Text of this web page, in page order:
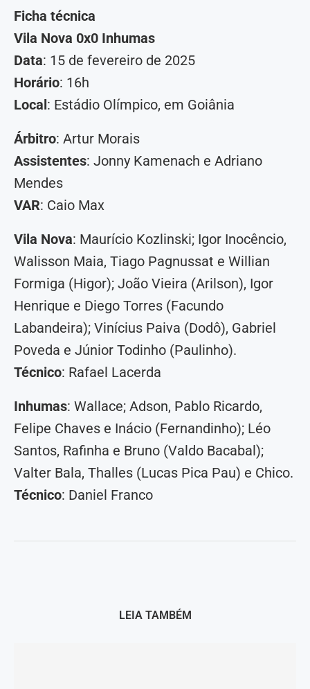
Ficha técnica
Vila Nova 0x0 Inhumas
Data: 15 de fevereiro de 2025
Horário: 16h
Local: Estádio Olímpico, em Goiânia
Árbitro: Artur Morais
Assistentes: Jonny Kamenach e Adriano
Mendes
VAR: Caio Max
Vila Nova: Maurício Kozlinski; Igor Inocêncio,
Walisson Maia, Tiago Pagnussat e Willian
Formiga (Higor); João Vieira (Arilson), Igor
Henrique e Diego Torres (Facundo
Labandeira); Vinícius Paiva (Dodô), Gabriel
Poveda e Júnior Todinho (Paulinho).
Técnico: Rafael Lacerda
Inhumas: Wallace; Adson, Pablo Ricardo,
Felipe Chaves e Inácio (Fernandinho); Léo
Santos, Rafinha e Bruno (Valdo Bacabal);
Valter Bala, Thalles (Lucas Pica Pau) e Chico.
Técnico: Daniel Franco
LEIA TAMBÉM